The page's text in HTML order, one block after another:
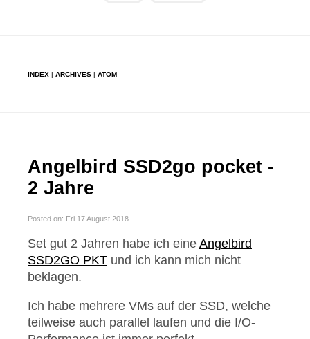
INDEX ¦ ARCHIVES ¦ ATOM
Angelbird SSD2go pocket -
2 Jahre
Posted on: Fri 17 August 2018
Set gut 2 Jahren habe ich eine Angelbird
SSD2GO PKT und ich kann mich nicht
beklagen.
Ich habe mehrere VMs auf der SSD, welche
teilweise auch parallel laufen und die I/O-